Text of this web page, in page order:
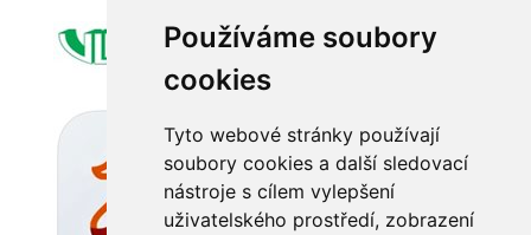
Používáme soubory
cookie
Tyto webové stránky používají
oubory cookies a další sledovací
nástroje s cílem vylepšení
uživatelského prostředí, zobrazení